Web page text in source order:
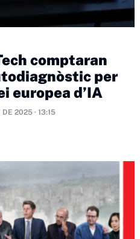
comptaran
per
europea d’IA
2025 · 13:15